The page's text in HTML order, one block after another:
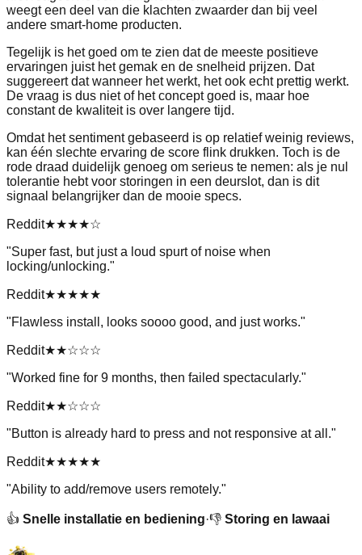
weegt een deel van die klachten zwaarder dan bij veel
andere smart‑home producten.
Tegelijk is het goed om te zien dat de meeste positieve
ervaringen juist het gemak en de snelheid prijzen. Dat
suggereert dat wanneer het werkt, het ook echt prettig werkt.
De vraag is dus niet of het concept goed is, maar hoe
constant de kwaliteit is over langere tijd.
Omdat het sentiment gebaseerd is op relatief weinig reviews,
kan één slechte ervaring de score flink drukken. Toch is de
rode draad duidelijk genoeg om serieus te nemen: als je nul
tolerantie hebt voor storingen in een deurslot, dan is dit
signaal belangrijker dan de mooie specs.
Reddit★★★★☆
"Super fast, but just a loud spurt of noise when
locking/unlocking."
Reddit★★★★★
"Flawless install, looks soooo good, and just works."
Reddit★★☆☆☆
"Worked fine for 9 months, then failed spectacularly."
Reddit★★☆☆☆
"Button is already hard to press and not responsive at all."
Reddit★★★★★
"Ability to add/remove users remotely."
👍 Snelle installatie en bediening·👎 Storing en lawaai